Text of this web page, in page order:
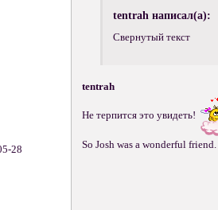
28
tentrah написал(а):
Свернутый текст
tentrah
Не терпится это увидеть!
So Josh was a wonderful